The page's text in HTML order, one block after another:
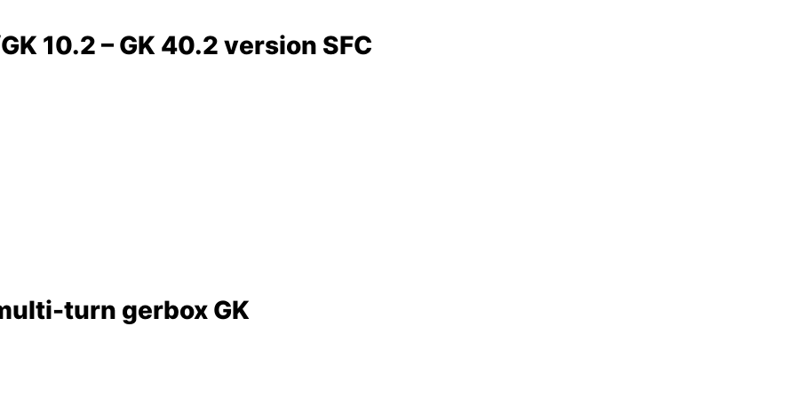
10.2 – GK 40.2 version SFC
turn gerbox GK